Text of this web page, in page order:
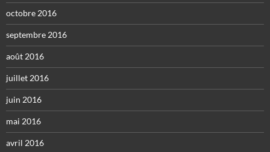
octobre 2016
septembre 2016
août 2016
juillet 2016
juin 2016
mai 2016
avril 2016